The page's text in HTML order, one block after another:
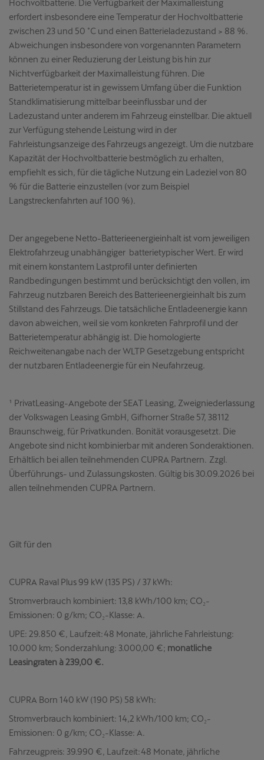
Hochvoltbatterie. Die Verfügbarkeit der Maximalleistung
erfordert insbesondere eine Temperatur der Hochvoltbatterie
zwischen 23 und 50 °C und einen Batterieladezustand > 88 %.
Abweichungen insbesondere von vorgenannten Parametern
können zu einer Reduzierung der Leistung bis hin zur
Nichtverfügbarkeit der Maximalleistung führen. Die
Batterietemperatur ist in gewissem Umfang über die Funktion
Standklimatisierung mittelbar beeinflussbar und der
Ladezustand unter anderem im Fahrzeug einstellbar. Die aktuell
zur Verfügung stehende Leistung wird in der
Fahrleistungsanzeige des Fahrzeugs angezeigt. Um die nutzbare
Kapazität der Hochvoltbatterie bestmöglich zu erhalten,
empfiehlt es sich, für die tägliche Nutzung ein Ladeziel von 80
% für die Batterie einzustellen (vor zum Beispiel
Langstreckenfahrten auf 100 %).
Der angegebene Netto-Batterieenergieinhalt ist vom jeweiligen
Elektrofahrzeug unabhängiger batterietypischer Wert. Er wird
mit einem konstantem Lastprofil unter definierten
Randbedingungen bestimmt und berücksichtigt den vollen, im
Fahrzeug nutzbaren Bereich des Batterieenergieinhalt bis zum
Stillstand des Fahrzeugs. Die tatsächliche Entladeenergie kann
davon abweichen, weil sie vom konkreten Fahrprofil und der
Batterietemperatur abhängig ist. Die homologierte
Reichweitenangabe nach der WLTP Gesetzgebung entspricht
der nutzbaren Entladeenergie für ein Neufahrzeug.
¹ PrivatLeasing-Angebote der SEAT Leasing, Zweigniederlassung
der Volkswagen Leasing GmbH, Gifhorner Straße 57, 38112
Braunschweig, für Privatkunden. Bonität vorausgesetzt. Die
Angebote sind nicht kombinierbar mit anderen Sonderaktionen.
Erhältlich bei allen teilnehmenden CUPRA Partnern. Zzgl.
Überführungs- und Zulassungskosten. Gültig bis 30.09.2026 bei
allen teilnehmenden CUPRA Partnern.
Gilt für den
CUPRA Raval Plus 99 kW (135 PS) / 37 kWh:
Stromverbrauch kombiniert: 13,8 kWh/100 km; CO₂-
Emissionen: 0 g/km; CO₂-Klasse: A.
UPE: 29.850 €, Laufzeit: 48 Monate, jährliche Fahrleistung:
10.000 km; Sonderzahlung: 3.000,00 €; monatliche
Leasingraten à 239,00 €.
CUPRA Born 140 kW (190 PS) 58 kWh:
Stromverbrauch kombiniert: 14,2 kWh/100 km; CO₂-
Emissionen: 0 g/km; CO₂-Klasse: A.
Fahrzeugpreis: 39.990 €, Laufzeit: 48 Monate, jährliche